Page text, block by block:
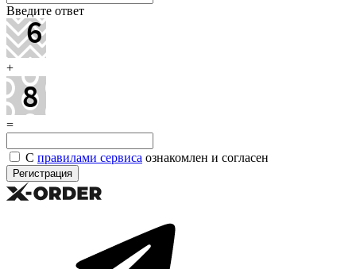
Введите ответ
+
=
С правилами сервиса ознакомлен и согласен